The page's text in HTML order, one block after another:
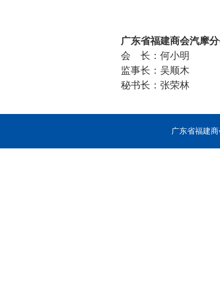
广东省福建商会汽摩
会 长：何小明
监事长：吴顺木
秘书长：张荣林
广东省福建